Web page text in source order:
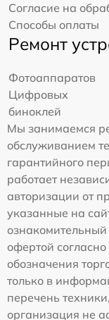
Согласие на
Способы оплаты
Ремонт
Фотоаппаратов
Цифровых
биноклей
Мы занимаемся
обслуживанием
гарантийного
работает
авторизации от
указанные на
офертой
обозначения
только в
перечень
организация не